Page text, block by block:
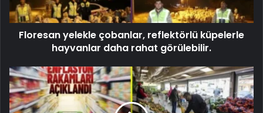
Floresan yelekle çobanlar, reflektörlü küpelerle
hayvanlar daha rahat görülebilir.